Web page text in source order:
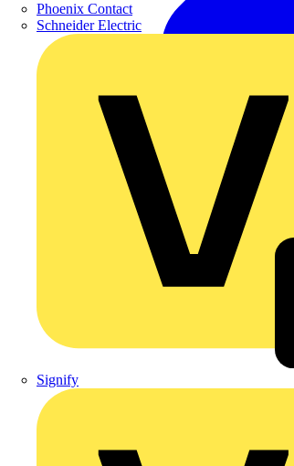
Phoenix Contact
Schneider Electric
Signify